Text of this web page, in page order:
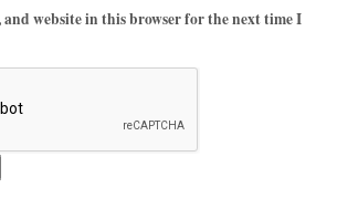
and website in this browser for the next time I